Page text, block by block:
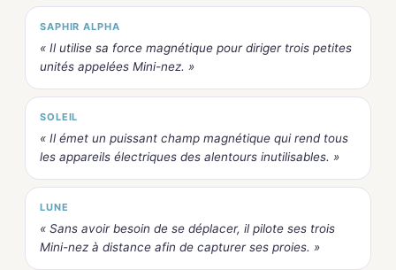
SAPHIR ALPHA
« Il utilise sa force magnétique pour diriger trois petites
unités appelées Mini-nez. »
SOLEIL
« Il émet un puissant champ magnétique qui rend tous
les appareils électriques des alentours inutilisables. »
LUNE
« Sans avoir besoin de se déplacer, il pilote ses trois
Mini-nez à distance afin de capturer ses proies. »